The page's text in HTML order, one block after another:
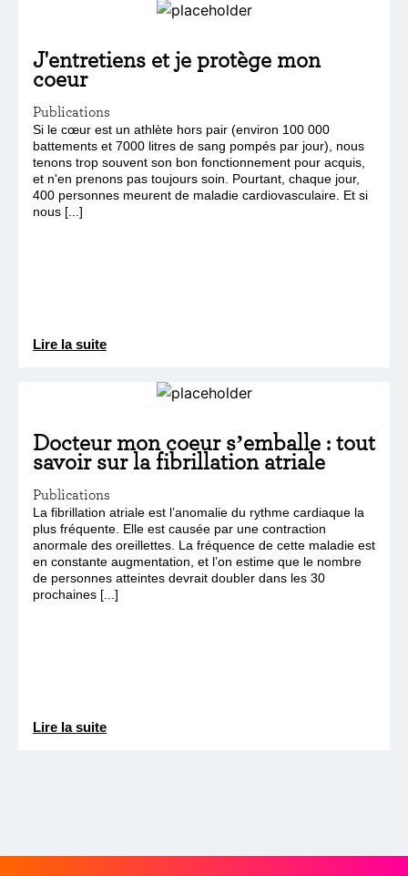
J'entretiens et je protège mon
coeur
Publications
Si le cœur est un athlète hors pair (environ 100 000
battements et 7000 litres de sang pompés par jour), nous
tenons trop souvent son bon fonctionnement pour acquis,
et n'en prenons pas toujours soin. Pourtant, chaque jour,
400 personnes meurent de maladie cardiovasculaire. Et si
nous [...]
Lire la suite
Docteur mon coeur s’emballe : tout
savoir sur la fibrillation atriale
Publications
La fibrillation atriale est l’anomalie du rythme cardiaque la
plus fréquente. Elle est causée par une contraction
anormale des oreillettes. La fréquence de cette maladie est
en constante augmentation, et l’on estime que le nombre
de personnes atteintes devrait doubler dans les 30
prochaines [...]
Lire la suite